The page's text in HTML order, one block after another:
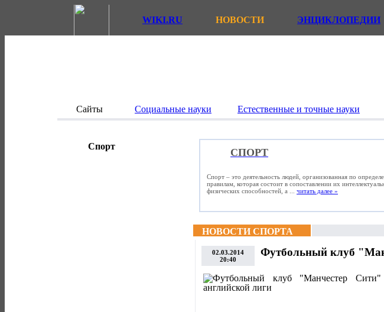
WIKI.RU НОВОСТИ ЭНЦИКЛОПЕДИИ
Сайты Социальные науки Естественные и точные науки
Спорт
СПОРТ
Спорт – это деятельность людей, организованная по
правилам, которая состоит в сопоставлении их
физических способностей, а ... читать далее »
НОВОСТИ СПОРТА
02.03.2014
20:40
Футбольный клуб